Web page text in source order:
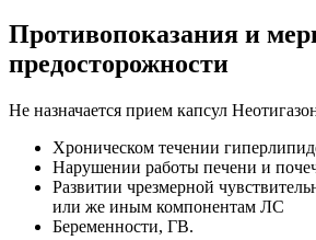
Противопоказания и
предосторожности
Не назначается прием капсул
Хроническом течении
Нарушении работы печени и
Развитии чрезмерной
или же иным компонентам ЛС
Беременности, ГВ.